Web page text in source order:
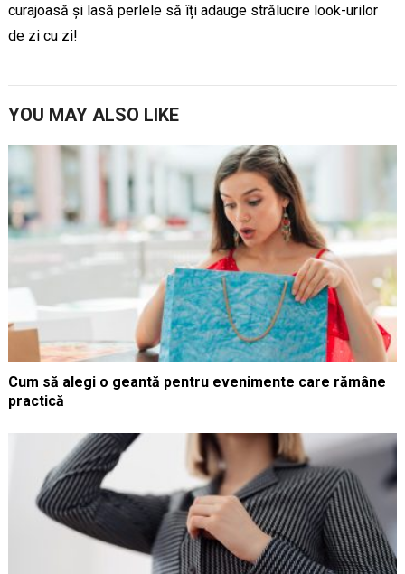
curajoasă și lasă perlele să îți adauge strălucire look-urilor
de zi cu zi!
YOU MAY ALSO LIKE
Cum să alegi o geantă pentru evenimente care rămâne
practică